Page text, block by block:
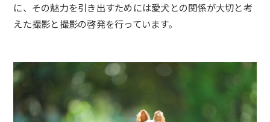
に、その魅力を引き出すためには愛犬との関係が大切と考
えた撮影と撮影の啓発を行っています。